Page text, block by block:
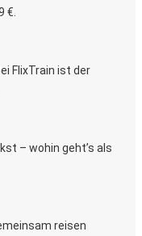
€.
FlixTrain ist der
– wohin geht’s als
reisen